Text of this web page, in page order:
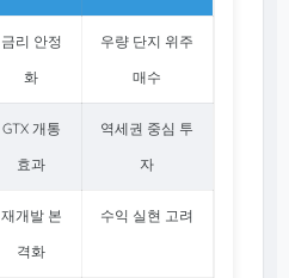
금리 안정
화
우량 단지 위주
매수
GTX 개통
효과
역세권 중심 투
자
재개발 본
격화
수익 실현 고려